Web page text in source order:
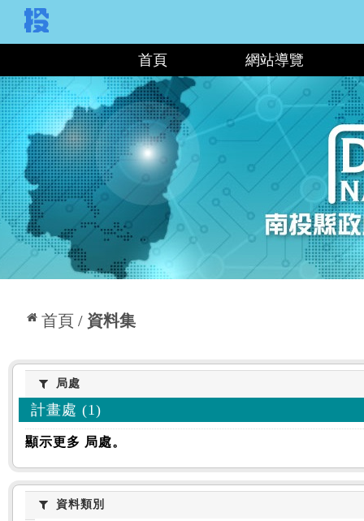
首頁 網站導覽
首頁 資料集
:::
局處局處
計畫處 (1)
顯示更多 局處。
資料類別
資料類別